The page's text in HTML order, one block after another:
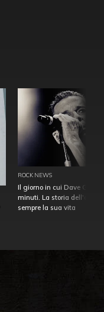
ROCK NEWS
Il giorno in cui Dave
minuti. La storia
sempre la sua vita